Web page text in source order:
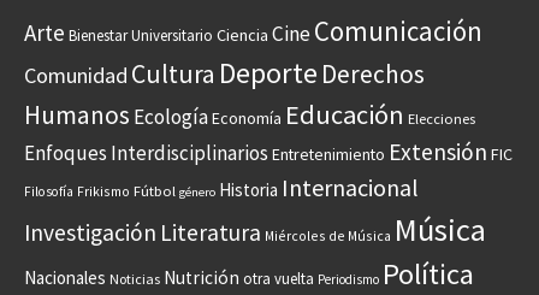
Arte Bienestar Universitario Ciencia CineComunicación
Comunidad Cultura Deporte Derechos
Humanos EcologíaEconomía Educación Elecciones
Enfoques Interdisciplinarios Entretenimiento Extensión FIC
Filosofía Frikismo Fútbol género Historia Internacional
Investigación Literatura Miércoles de Música Música
Nacionales Noticias Nutrición otra vuelta Periodismo Política